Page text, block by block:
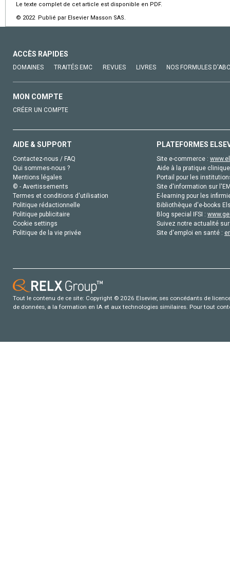
Le texte complet de cet article est disponible en PDF.
© 2022 Publié par Elsevier Masson SAS.
ACCÈS RAPIDES
DOMAINES TRAITÉS EMC REVUES LIVRES NOS FORMULES
MON COMPTE
CRÉER UN COMPTE
AIDE & SUPPORT
Contactez-nous / FAQ
Qui sommes-nous ?
Mentions légales
© - Avertissements
Termes et conditions d'utilisation
Politique rédactionnelle
Politique publicitaire
Cookie settings
Politique de la vie privée
PLATEFORMES
Site e-commerce :
Aide à la pratique
Portail pour les
Site d'information sur
E-learning pour les
Bibliothèque d'e-books
Blog special IFSI :
Suivez notre actualité
Site d'emploi en santé :
Tout le contenu de ce site: Copyright © 2026 Elsevier, ses concédants de
de données, a la formation en IA et aux technologies similaires. Pour tout